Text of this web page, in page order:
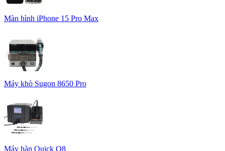
Màn hình iPhone 15 Pro Max
Máy khò Sugon 8650 Pro
Máy hàn Quick Q8